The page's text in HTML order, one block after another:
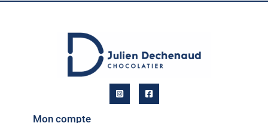
Mon compte